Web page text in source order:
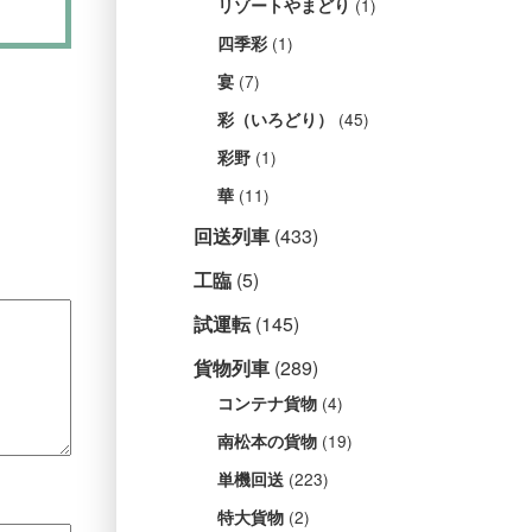
リゾートやまどり (1)
四季彩 (1)
宴 (7)
彩（いろどり） (45)
彩野 (1)
華 (11)
回送列車 (433)
工臨 (5)
試運転(145)
貨物列車 (289)
コンテナ貨物 (4)
南松本の貨物 (19)
単機回送 (223)
特大貨物 (2)